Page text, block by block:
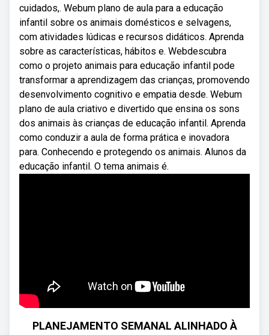
cuidados,. Webum plano de aula para a educação
infantil sobre os animais domésticos e selvagens,
com atividades lúdicas e recursos didáticos. Aprenda
sobre as características, hábitos e. Webdescubra
como o projeto animais para educação infantil pode
transformar a aprendizagem das crianças, promovendo
desenvolvimento cognitivo e empatia desde. Webum
plano de aula criativo e divertido que ensina os sons
dos animais às crianças de educação infantil. Aprenda
como conduzir a aula de forma prática e inovadora
para. Conhecendo e protegendo os animais. Alunos da
educação infantil. O tema animais é.
PLANEJAMENTO SEMANAL ALINHADO À